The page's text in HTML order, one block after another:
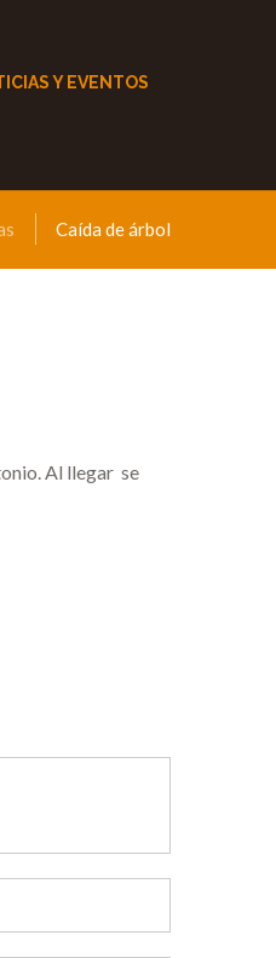
Y EVENTOS
Caída de árbol
Al llegar se